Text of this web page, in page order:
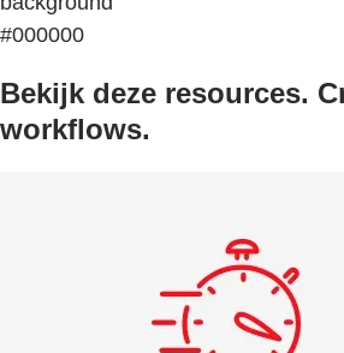
#000000
Bekijk deze resources.
workflows.